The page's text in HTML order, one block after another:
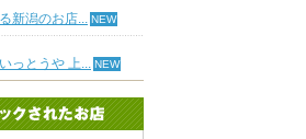
新潟のお店...
っとうや 上...